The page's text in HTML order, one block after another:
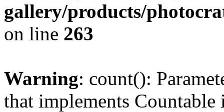
gallery/products/
on line 263
Warning: count():
that implements Countable